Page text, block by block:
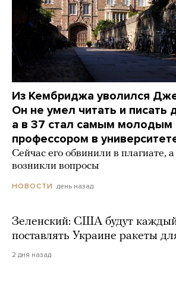
Из Кембриджа уволился
Он не умел читать и писать
а в 37 стал самым
профессором в
Сейчас его обвинили в плагиате,
возникли вопросы
НОВОСТИ день назад
Зеленский: США будут
поставлять Украине ракеты
2 дня назад